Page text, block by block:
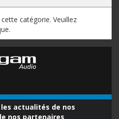
catégorie. Veuillez
actualités de nos
nos partenaires